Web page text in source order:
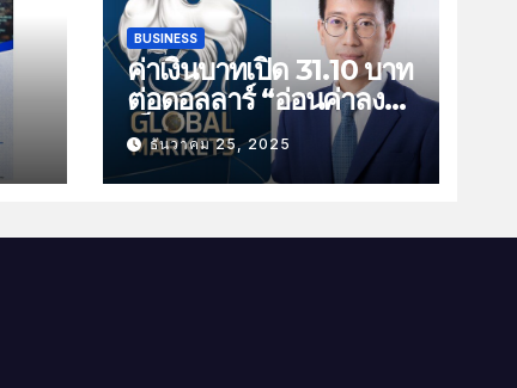
BUSINESS
ค่าเงินบาทเปิด 31.10 บาท
ต่อดอลลาร์ “อ่อนค่าลง
เล็กน้อย”
ธันวาคม 25, 2025